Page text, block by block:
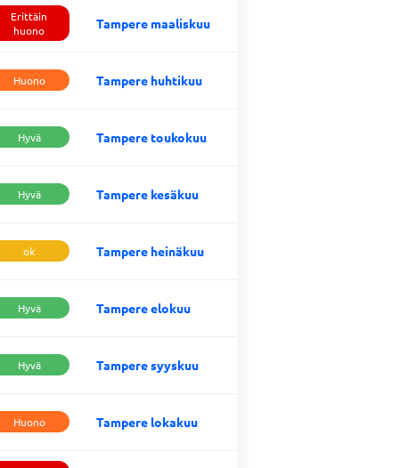
Erittäin
huono
Tampere maaliskuu
Huono Tampere huhtikuu
Hyvä Tampere toukokuu
Hyvä Tampere kesäkuu
ok Tampere heinäkuu
Hyvä Tampere elokuu
Hyvä Tampere syyskuu
Huono Tampere lokakuu